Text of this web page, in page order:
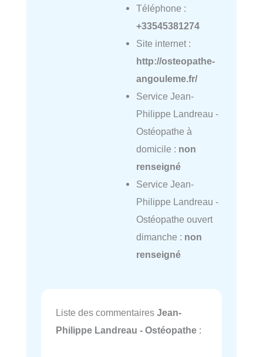
Téléphone :
+33545381274
Site internet :
http://osteopathe-
angouleme.fr/
Service Jean-
Philippe Landreau -
Ostéopathe à
domicile : non
renseigné
Service Jean-
Philippe Landreau -
Ostéopathe ouvert
dimanche : non
renseigné
Liste des commentaires Jean-
Philippe Landreau - Ostéopathe :